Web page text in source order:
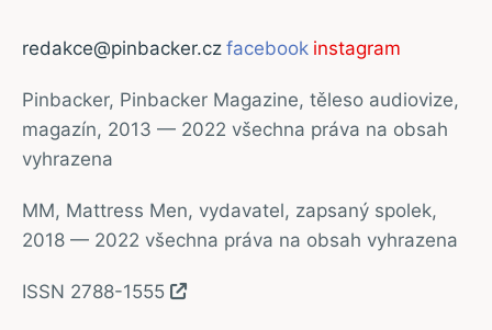
redakce@pinbacker.cz facebook instagram
Pinbacker, Pinbacker Magazine, těleso audiovize,
magazín, 2013 — 2022 všechna práva na obsah
vyhrazena
MM, Mattress Men, vydavatel, zapsaný spolek,
2018 — 2022 všechna práva na obsah vyhrazena
ISSN 2788-1555